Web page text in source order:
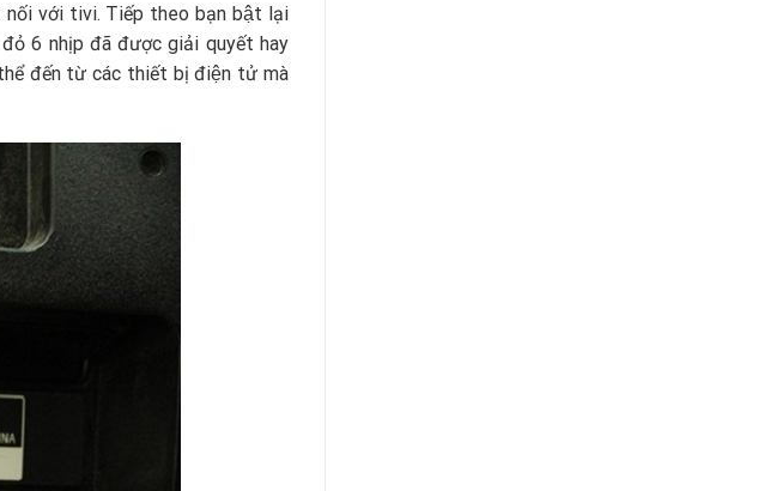
nối với tivi. Tiếp theo bạn bật lại
6 nhịp đã được giải quyết hay
đến từ các thiết bị điện tử mà